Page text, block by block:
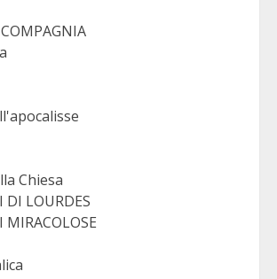
Chiesa
DI LOURDES